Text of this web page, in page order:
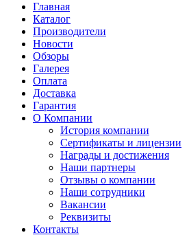
Главная
Каталог
Производители
Новости
Обзоры
Галерея
Оплата
Доставка
Гарантия
О Компании
История компании
Сертификаты и лицензии
Награды и достижения
Наши партнеры
Отзывы о компании
Наши сотрудники
Вакансии
Реквизиты
Контакты